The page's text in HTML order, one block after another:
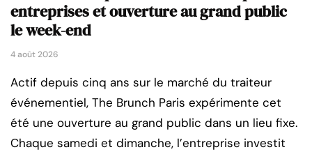
entreprises et ouverture au grand public
le week-end
4 août 2026
Actif depuis cinq ans sur le marché du traiteur
événementiel, The Brunch Paris expérimente cet
été une ouverture au grand public dans un lieu fixe.
Chaque samedi et dimanche, l’entreprise investit